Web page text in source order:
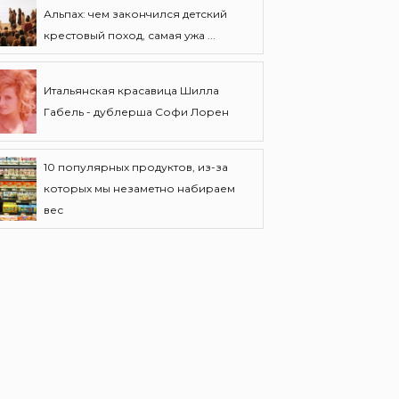
Альпах: чем закончился детский
крестовый поход, самая ужа ...
Итальянская красавица Шилла
Габель - дублерша Софи Лорен
10 популярных продуктов, из-за
которых мы незаметно набираем
вес